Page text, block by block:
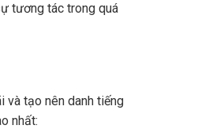
tương tác trong quá
và tạo nên danh tiếng
nhất: